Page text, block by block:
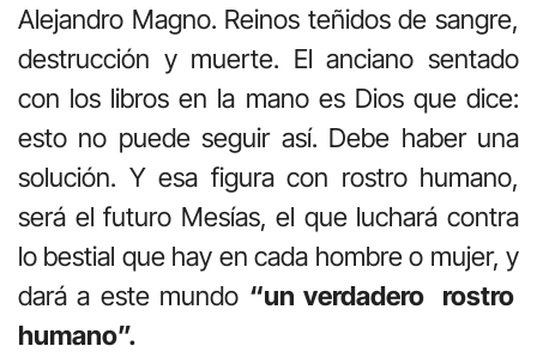
Alejandro Magno. Reinos teñidos de sangre,
destrucción y muerte. El anciano sentado
con los libros en la mano es Dios que dice:
esto no puede seguir así. Debe haber una
solución. Y esa figura con rostro humano,
será el futuro Mesías, el que luchará contra
lo bestial que hay en cada hombre o mujer, y
dará a este mundo “un verdadero rostro
humano”.